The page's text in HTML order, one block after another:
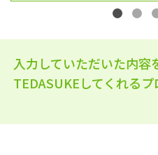
入力していただいた内容
TEDASUKEしてくれる